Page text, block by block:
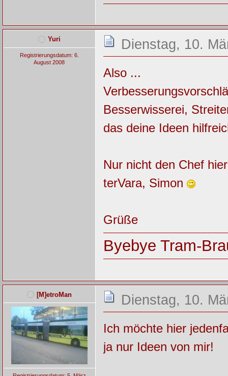
Yuri
Registrierungsdatum: 6.
August 2008
Dienstag, 10.
Also ...
Besserwisserei,
das deine Ideen
Nur nicht den Chef
terVara, Simon
Grüße
Byebye Tram-
[M]etroMan Dienstag, 10.
Ich möchte hier
ja nur Ideen von mir!